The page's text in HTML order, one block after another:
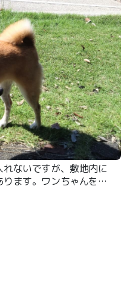
ないですが、敷地内に
ます。ワンちゃんを散